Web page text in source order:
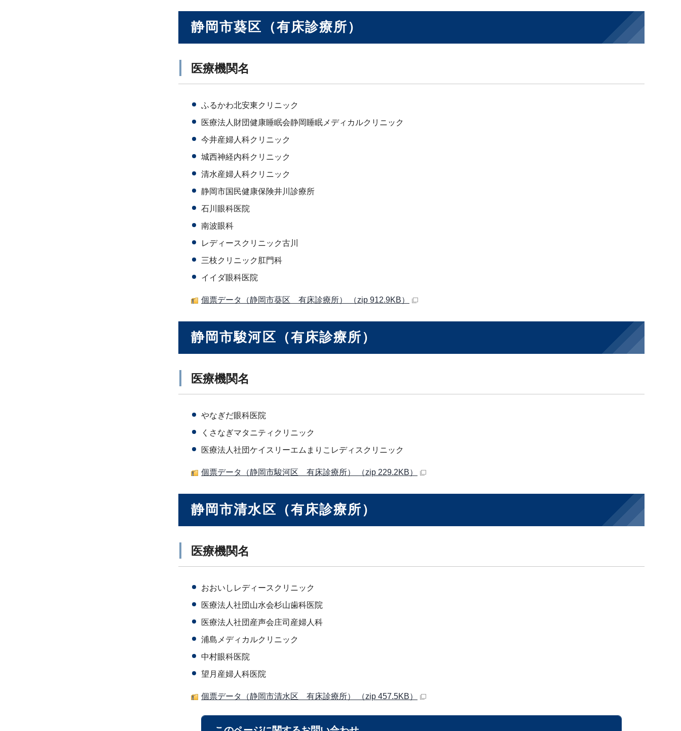
静岡市葵区（有床診療所）
医療機関名
ふるかわ北安東クリニック
医療法人財団健康睡眠会静岡睡眠メディカルクリニック
今井産婦人科クリニック
城西神経内科クリニック
清水産婦人科クリニック
静岡市国民健康保険井川診療所
石川眼科医院
南波眼科
レディースクリニック古川
三枝クリニック肛門科
イイダ眼科医院
個票データ（静岡市葵区 有床診療所） （zip 912.9KB）
静岡市駿河区（有床診療所）
医療機関名
やなぎだ眼科医院
くさなぎマタニティクリニック
医療法人社団ケイスリーエムまりこレディスクリニック
個票データ（静岡市駿河区 有床診療所） （zip 229.2KB）
静岡市清水区（有床診療所）
医療機関名
おおいしレディースクリニック
医療法人社団山水会杉山歯科医院
医療法人社団産声会庄司産婦人科
浦島メディカルクリニック
中村眼科医院
望月産婦人科医院
個票データ（静岡市清水区 有床診療所） （zip 457.5KB）